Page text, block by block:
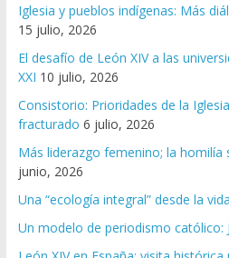
Iglesia y pueblos indígenas: Más
15 julio, 2026
El desafío de León XIV a las
XXI 10 julio, 2026
Consistorio: Prioridades de la
fracturado 6 julio, 2026
Más liderazgo femenino; la homilía
junio, 2026
Una “ecología integral” desde la
Un modelo de periodismo católico: